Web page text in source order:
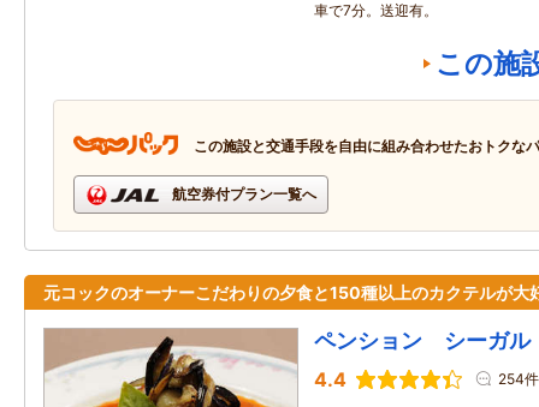
車で7分。送迎有。
この施
この施設と交通手段を自由に組み合わせたおトクな
航空券付プラン一覧へ
元コックのオーナーこだわりの夕食と150種以上のカクテルが大
ペンション シーガル
4.4 254件